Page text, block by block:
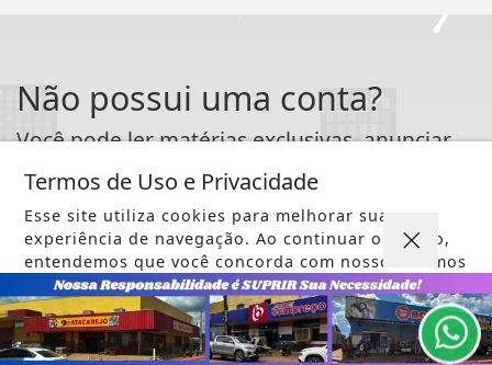
Não possui uma conta?
Você pode ler matérias exclusivas, anunciar
ASSINE AGORA
Termos de Uso e Privacidade
Esse site utiliza cookies para melhorar sua
experiência de navegação. Ao continuar o acesso,
entendemos que você concorda com nossos Termos
de Uso e Privacidade.
PARA MAIS INFORMAÇÕES,ACESSE NOSSOS TERMOS
CLICANDO AQUI